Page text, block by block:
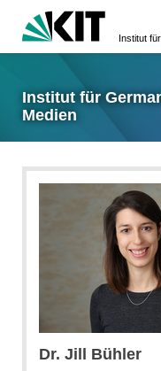
Institut für
Medien
Dr. Jill Bühler